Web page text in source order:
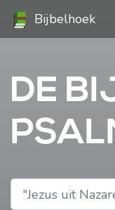
Bijbelhoek
DE